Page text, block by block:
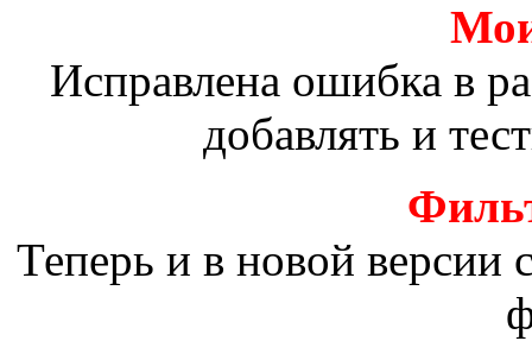
Исправлена ошибка в
добавлять и
Теперь и в новой